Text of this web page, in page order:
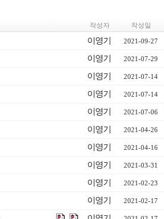
작성자 작성일
이영기 2021-09-27
이영기 2021-07-29
이영기 2021-07-14
이영기 2021-07-14
이영기 2021-07-06
이영기 2021-04-26
이영기 2021-04-16
이영기 2021-03-31
이영기 2021-02-23
이영기 2021-02-17